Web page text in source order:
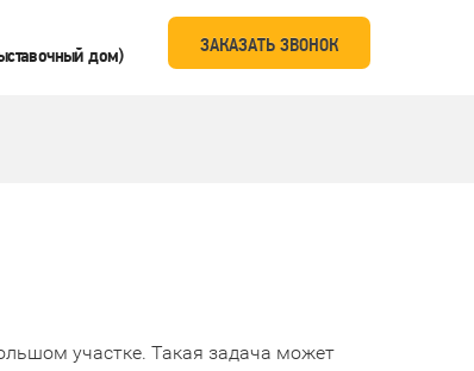
дом) ЗАКАЗАТЬ ЗВОНОК
участке. Такая задача может